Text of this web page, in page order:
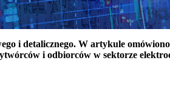
i detalicznego. W artykule
i odbiorców w sektorze